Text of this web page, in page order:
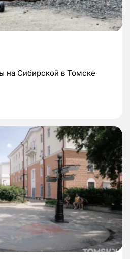
на Сибирской в Томске